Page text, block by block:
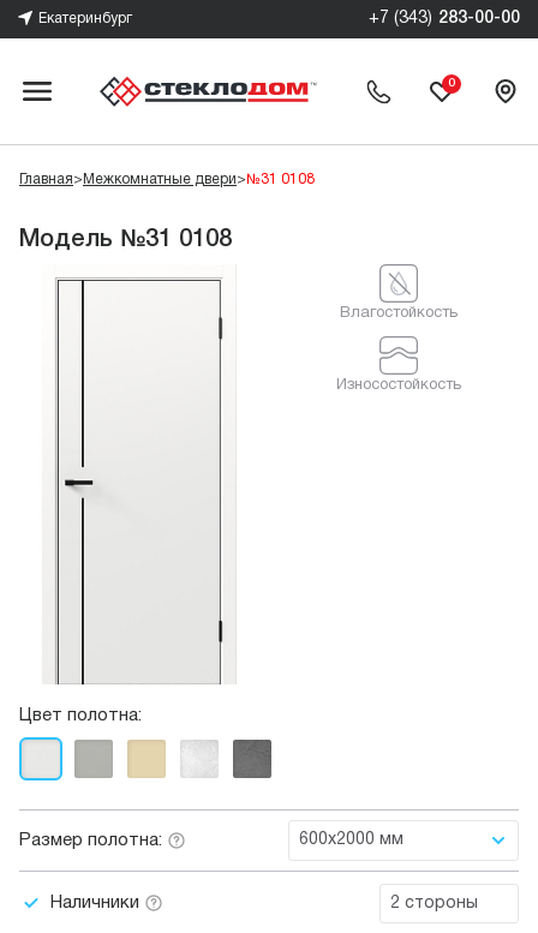
Екатеринбург +7 (343) 283-00-00
0
Главная> Межкомнатные двери> №31 0108
Модель №31 0108
Цвет полотна:
Размер полотна: 600x2000 мм
Наличники 2 стороны
Влагостойкость
Износостойкость